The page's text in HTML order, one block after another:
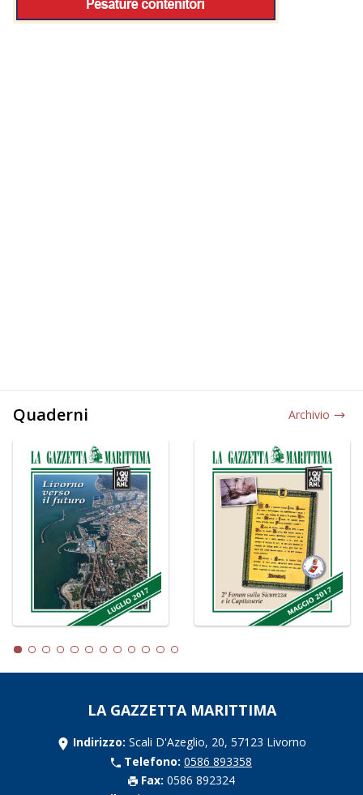
Quaderni Archivio
LA GAZZETTA MARITTIMA
Indirizzo: Scali D'Azeglio, 20, 57123 Livorno
Telefono: 0586 893358
Fax: 0586 892324